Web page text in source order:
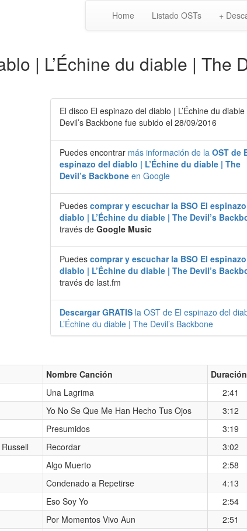
Home Listado OSTs +
| L’Échine du diable | The
El disco El espinazo del diablo | L’Échine du
Devil’s Backbone fue subido el 28/09/2016
Puedes encontrar más información de la OST de
espinazo del diablo | L’Échine du diable | The
Devil’s Backbone en Google
Puedes comprar y escuchar la BSO El
diablo | L’Échine du diable | The Devil’s
través de Google Music
Puedes comprar y escuchar la BSO El
diablo | L’Échine du diable | The Devil’s
través de last.fm
Descargar GRATIS la OST de El espinazo del
L’Échine du diable | The Devil’s Backbone
Nombre Canción Duración
Una Lagrima 2:41
Yo No Se Que Me Han Hecho Tus Ojos 3:12
Presumidos 3:19
Recordar 3:02
Algo Muerto 2:58
Condenado a Repetirse 4:13
Eso Soy Yo 2:54
Por Momentos Vivo Aun 2:51